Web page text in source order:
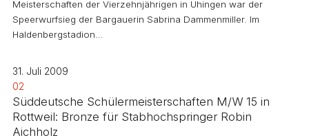
Meisterschaften der Vierzehnjährigen in Uhingen war der
Speerwurfsieg der Bargauerin Sabrina Dammenmiller. Im
Haldenbergstadion…
31. Juli 2009
02
Süddeutsche Schülermeisterschaften M/W 15 in
Rottweil: Bronze für Stabhochspringer Robin
Aichholz